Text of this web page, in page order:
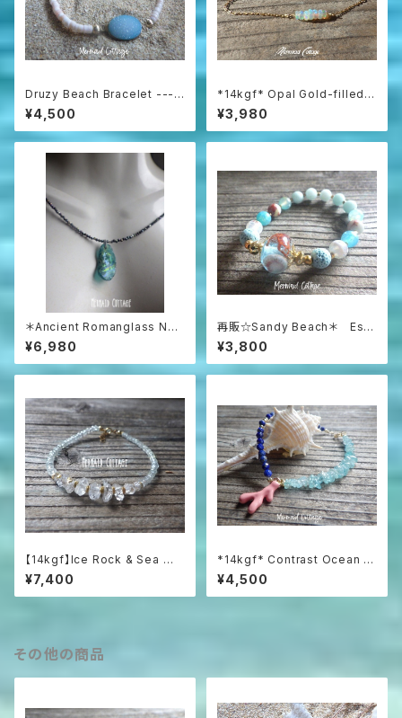
Druzy Beach Bracelet ---b
lue druzy & shell
¥4,500
*14kgf* Opal Gold-filled B
racelet
¥3,980
＊Ancient Romanglass Nec
klace3WAY☆ローマングラス
ブラックスピネルネックレス☆ユ
ニセックス☆
¥6,980
再販☆Sandy Beach＊ Ess
ential Oil Diffuser Bracelet
¥3,800
【14kgf】Ice Rock & Sea 氷
粒のハーキマー＆アクアマリン
ブレスレット
¥7,400
*14kgf* Contrast Ocean Br
acelet 海のコントラスト☆ハ
ーフ＆ハーフブレスレット
¥4,500
その他の商品